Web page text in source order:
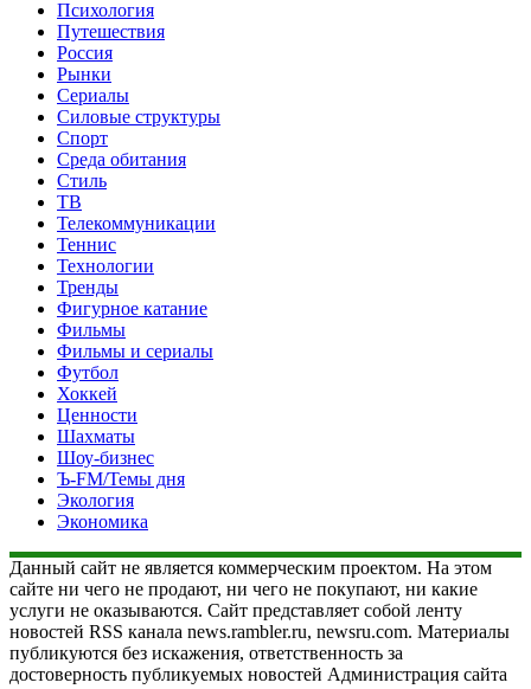
Психология
Путешествия
Россия
Рынки
Сериалы
Силовые структуры
Спорт
Среда обитания
Стиль
ТВ
Телекоммуникации
Теннис
Технологии
Тренды
Фигурное катание
Фильмы
Фильмы и сериалы
Футбол
Хоккей
Ценности
Шахматы
Шоу-бизнес
Ъ-FM/Темы дня
Экология
Экономика
Данный сайт не является коммерческим проектом. На этом
сайте ни чего не продают, ни чего не покупают, ни какие
услуги не оказываются. Сайт представляет собой ленту
новостей RSS канала news.rambler.ru, newsru.com. Материалы
публикуются без искажения, ответственность за
достоверность публикуемых новостей Администрация сайта